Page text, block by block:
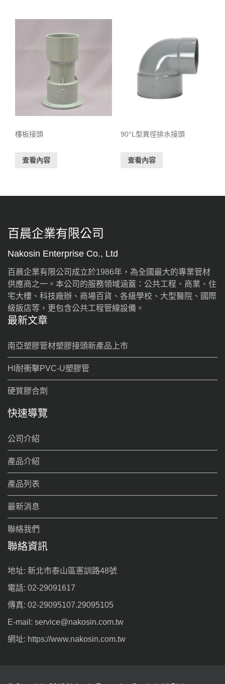
樓板接頭
查看內容
90°L型異徑排水接頭
查看內容
百晨企業有限公司
Nakosin Enterprise Co., Ltd
百晨企業有限公司成立於1986年，為全國最大的專業管材
供應商之一。本公司的服務領域涵蓋：公共工程、商業、住
宅大樓、科技廠辦、商場百貨、各級學校、大型醫院、國際
級飯店等，更包含公共工程管線設備。
最新文章
南亞塑膠管材塑膠接頭新產品上市
HI耐衝擊PVC-U塑膠管
硬質膠合劑
快速導覽
公司介紹
產品介紹
產品列表
最新消息
聯絡我們
聯絡資訊
地址: 新北市泰山區憲訓路48號
電話: 02-29091617
傳真: 02-29095107.29095105
E-mail: service@nakosin.com.tw
網址: https://www.nakosin.com.tw